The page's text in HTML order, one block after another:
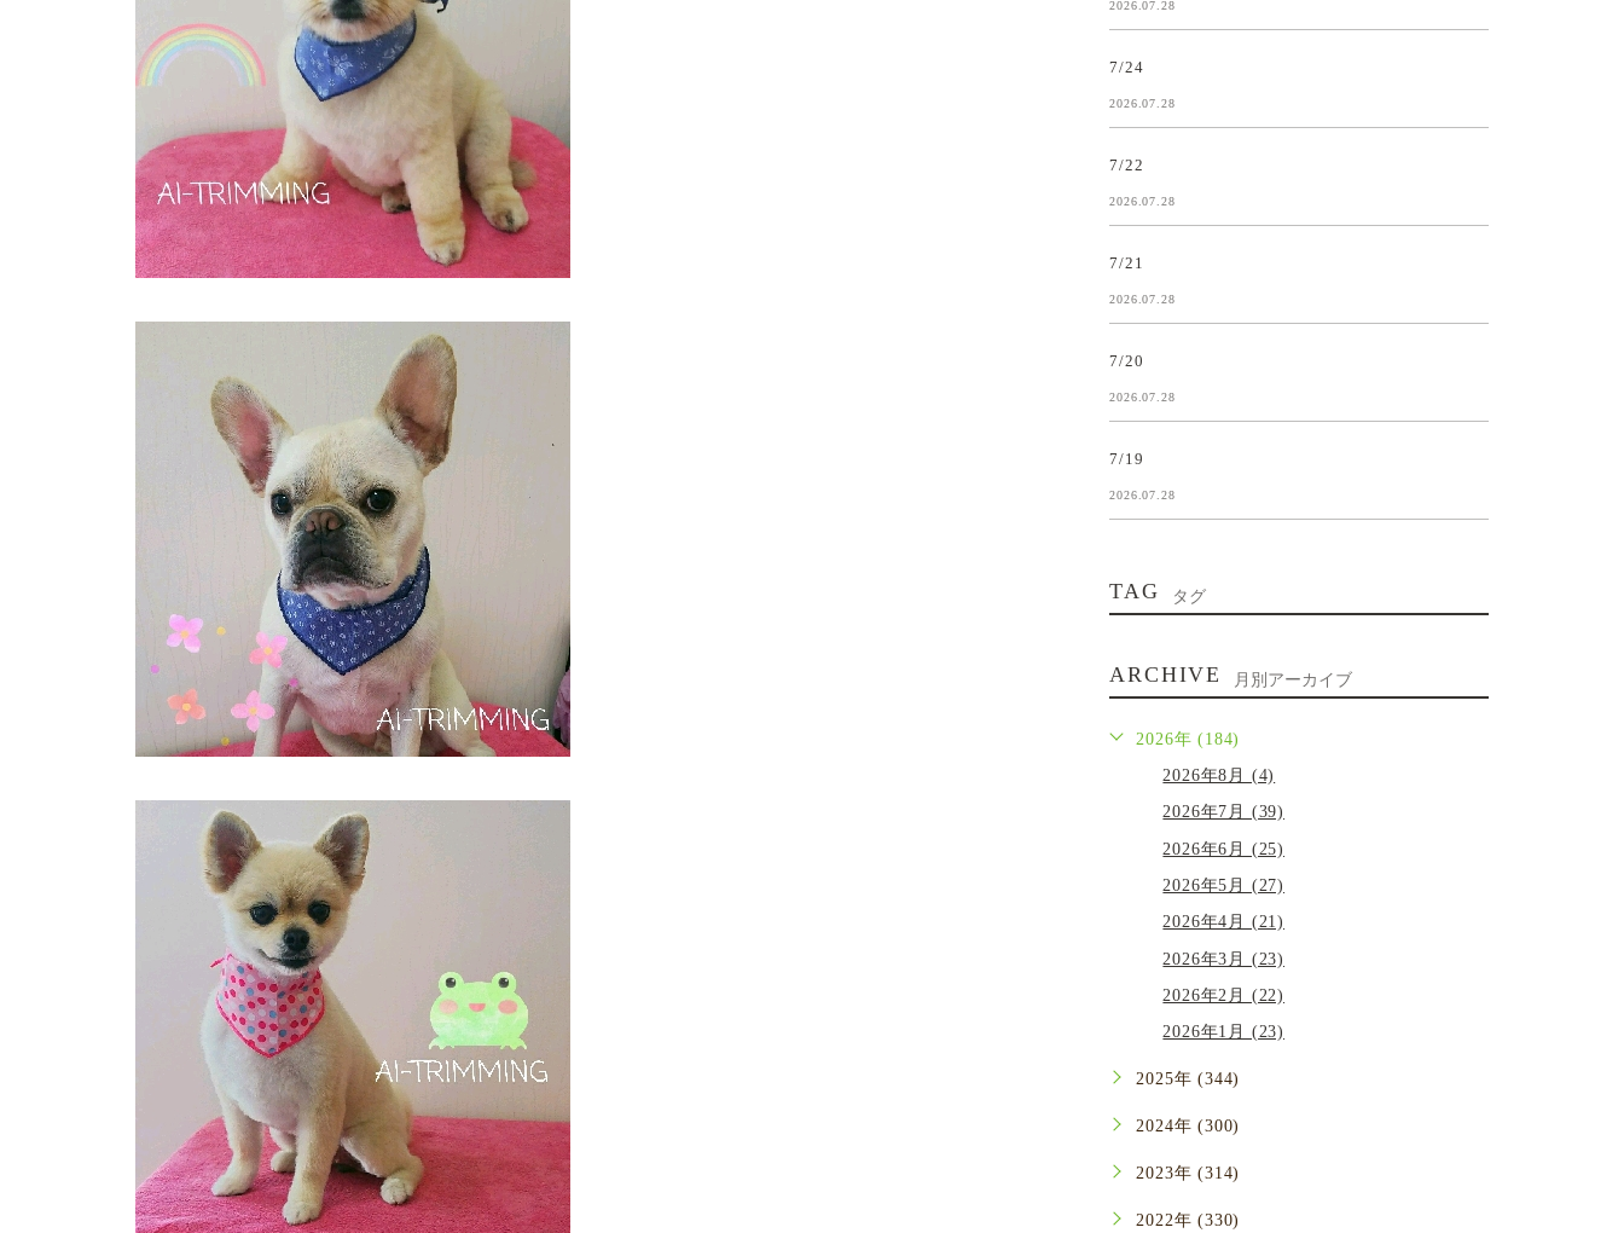
2026.07.28
7/24
2026.07.28
7/22
2026.07.28
7/21
2026.07.28
7/20
2026.07.28
7/19
2026.07.28
TAG タグ
ARCHIVE 月別アーカイブ
2026年 (184)
2026年8月 (4)
2026年7月 (39)
2026年6月 (25)
2026年5月 (27)
2026年4月 (21)
2026年3月 (23)
2026年2月 (22)
2026年1月 (23)
2025年 (344)
2024年 (300)
2023年 (314)
2022年 (330)